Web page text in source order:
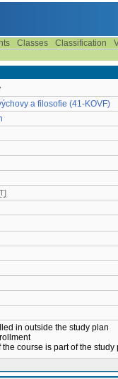
Classes Classification
a filosofie (41-KOVF)
in outside the study plan
course is part of the study